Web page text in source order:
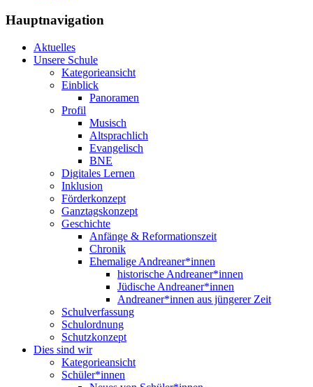
Hauptnavigation
Aktuelles
Unsere Schule
Kategorieansicht
Einblick
Panoramen
Profil
Musisch
Altsprachlich
Evangelisch
BNE
Digitales Lernen
Inklusion
Förderkonzept
Ganztagskonzept
Geschichte
Anfänge & Reformationszeit
Chronik
Ehemalige Andreaner*innen
historische Andreaner*innen
Jüdische Andreaner*innen
Andreaner*innen aus jüngerer Zeit
Schulverfassung
Schulordnung
Schutzkonzept
Dies sind wir
Kategorieansicht
Schüler*innen